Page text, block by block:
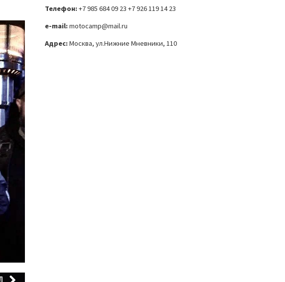
Телефон:+7 985 684 09 23 +7 926 119 14 23
e-mail:motocamp@mail.ru
Адрес:Москва, ул.Нижние Мневники, 110